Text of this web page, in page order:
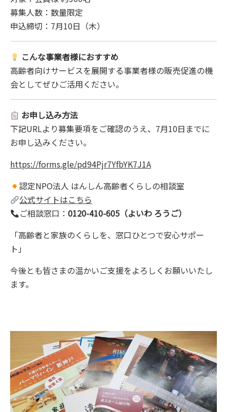
募集人数：数量限定
申込締切：7月10日（木）
こんな事業者様におすすめ
高齢者向けサービスを展開する事業者様の販売促進の機
会としてぜひご活用ください。
お申し込み方法
下記URLより募集要項をご確認のうえ、7月10日までに
お申し込みください。
https://forms.gle/pd94Pjr7YfbYK7J1A
認定NPO法人 はんしん高齢者くらしの相談室
公式サイトはこちら
ご相談窓口：0120-410-605（よいわ ろうご）
「高齢者と家族のくらしを、窓口ひとつで安心サポー
ト」
今後とも皆さまの温かいご支援をよろしくお願いいたし
ます。